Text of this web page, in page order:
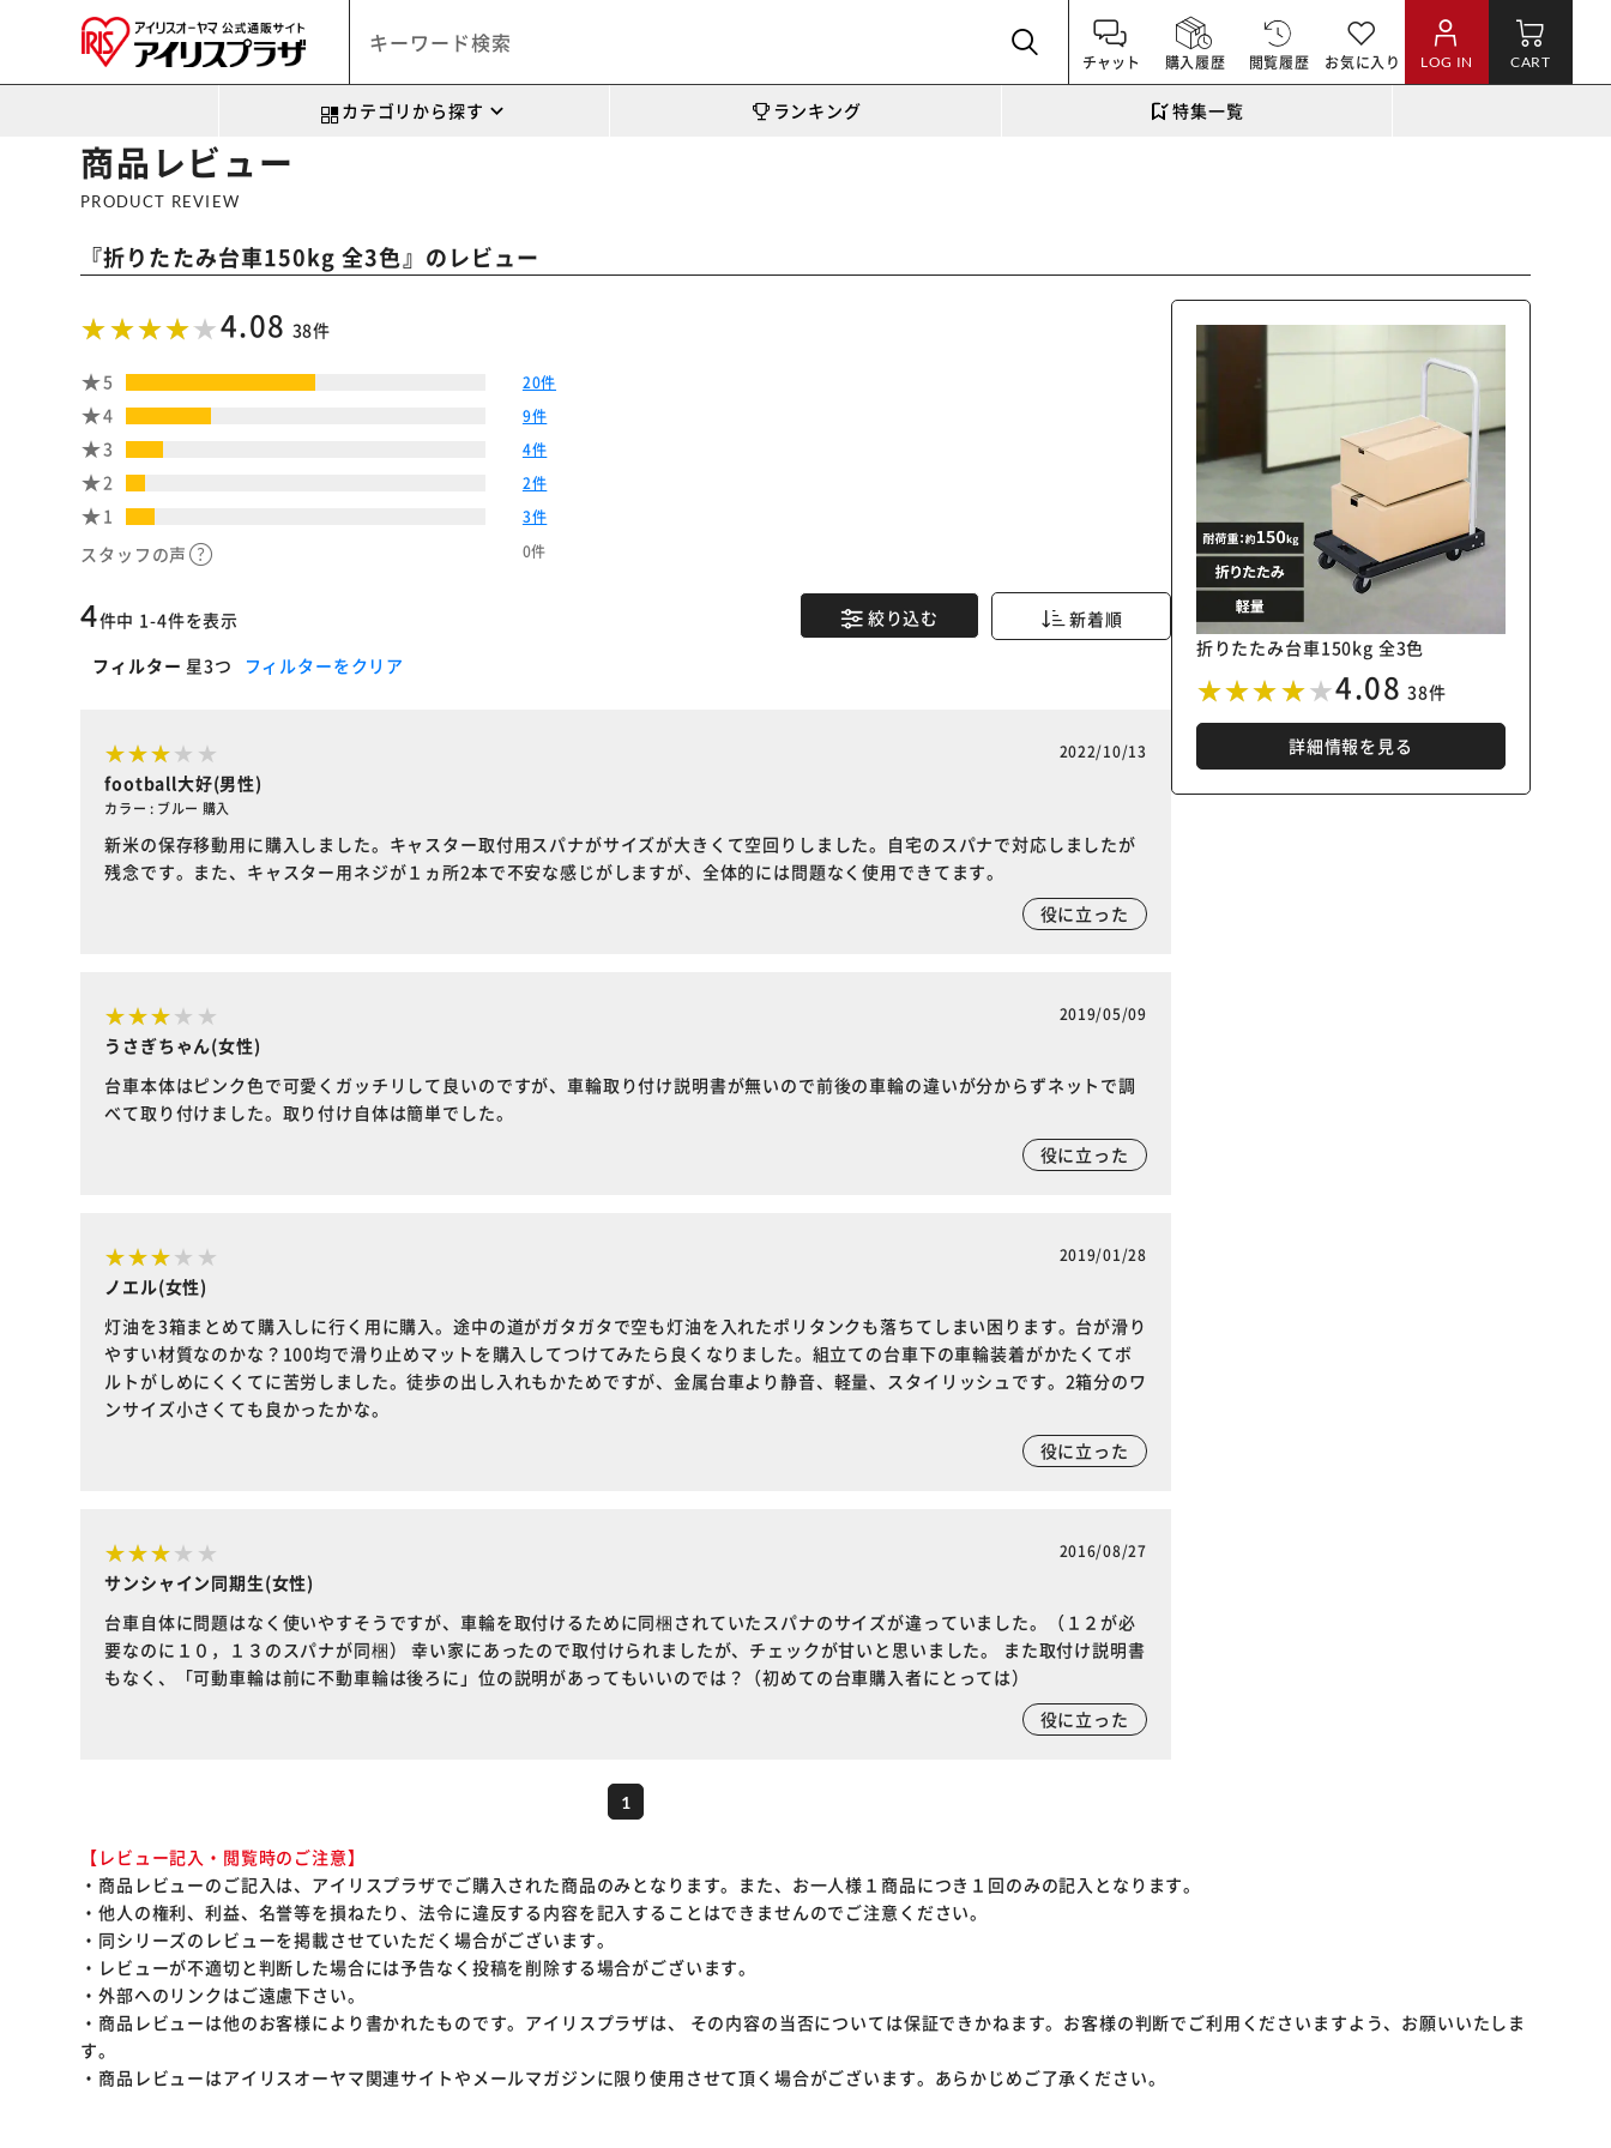
チャット 購入履歴 閲覧履歴 お気に入り LOG IN CART
カテゴリから探す ランキング 特集一覧
商品レビュー
PRODUCT REVIEW
『折りたたみ台車150kg 全3色』のレビュー
折りたたみ台車150kg 全3色
4.08 38件
詳細情報を見る
4.08 38件
5 20件
4 9件
3 4件
2 2件
1 3件
スタッフの声 0件
絞り込む 新着順
4件中 1-4件を表示
フィルター 星3つ フィルターをクリア
2022/10/13
football大好(男性)
カラー : ブルー 購入
新米の保存移動用に購入しました。キャスター取付用スパナがサイズが大きくて空回りしました。自宅のスパナで対応しましたが
残念です。また、キャスター用ネジが１ヵ所2本で不安な感じがしますが、全体的には問題なく使用できてます。
役に立った
2019/05/09
うさぎちゃん(女性)
台車本体はピンク色で可愛くガッチリして良いのですが、車輪取り付け説明書が無いので前後の車輪の違いが分からずネットで調
べて取り付けました。取り付け自体は簡単でした。
役に立った
2019/01/28
ノエル(女性)
灯油を3箱まとめて購入しに行く用に購入。途中の道がガタガタで空も灯油を入れたポリタンクも落ちてしまい困ります。台が滑り
やすい材質なのかな？100均で滑り止めマットを購入してつけてみたら良くなりました。組立ての台車下の車輪装着がかたくてボ
ルトがしめにくくてに苦労しました。徒歩の出し入れもかためですが、金属台車より静音、軽量、スタイリッシュです。2箱分のワ
ンサイズ小さくても良かったかな。
役に立った
2016/08/27
サンシャイン同期生(女性)
台車自体に問題はなく使いやすそうですが、車輪を取付けるために同梱されていたスパナのサイズが違っていました。（１２が必
要なのに１０，１３のスパナが同梱） 幸い家にあったので取付けられましたが、チェックが甘いと思いました。 また取付け説明書
もなく、「可動車輪は前に不動車輪は後ろに」位の説明があってもいいのでは？（初めての台車購入者にとっては）
役に立った
1
【レビュー記入・閲覧時のご注意】
・商品レビューのご記入は、アイリスプラザでご購入された商品のみとなります。また、お一人様１商品につき１回のみの記入となります。
・他人の権利、利益、名誉等を損ねたり、法令に違反する内容を記入することはできませんのでご注意ください。
・同シリーズのレビューを掲載させていただく場合がございます。
・レビューが不適切と判断した場合には予告なく投稿を削除する場合がございます。
・外部へのリンクはご遠慮下さい。
・商品レビューは他のお客様により書かれたものです。アイリスプラザは、 その内容の当否については保証できかねます。お客様の判断でご利用くださいますよう、お願いいたしま
す。
・商品レビューはアイリスオーヤマ関連サイトやメールマガジンに限り使用させて頂く場合がございます。あらかじめご了承ください。
カートに入れる 購入手続きへ